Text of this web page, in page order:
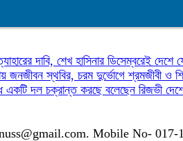
দাবি, শেখ হাসিনার ডিসেম্বরেই দেশে
জনজীবন স্থবির, চরম দুর্ভোগে শ্রমজীবী ও
একটি দল চক্রান্ত করছে বলেছেন রিজভী
Mobile No-